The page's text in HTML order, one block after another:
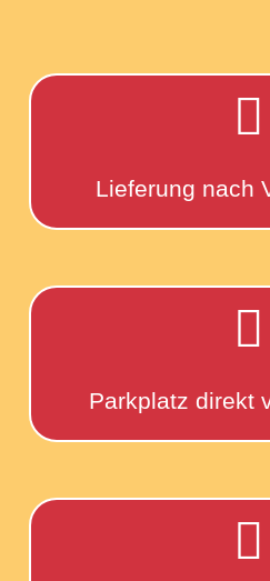

Lieferung nach

Parkplatz direkt
